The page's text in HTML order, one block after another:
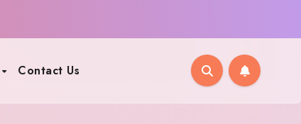
Contact Us